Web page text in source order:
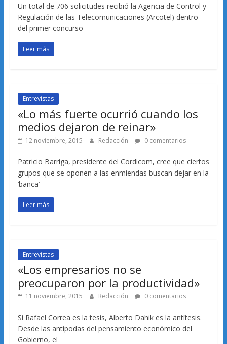
Un total de 706 solicitudes recibió la Agencia de Control y
Regulación de las Telecomunicaciones (Arcotel) dentro
del primer concurso
Leer más
Entrevistas
«Lo más fuerte ocurrió cuando los
medios dejaron de reinar»
12 noviembre, 2015 Redacción 0 comentarios
Patricio Barriga, presidente del Cordicom, cree que ciertos
grupos que se oponen a las enmiendas buscan dejar en la
‘banca’
Leer más
Entrevistas
«Los empresarios no se
preocuparon por la productividad»
11 noviembre, 2015 Redacción 0 comentarios
Si Rafael Correa es la tesis, Alberto Dahik es la antítesis.
Desde las antípodas del pensamiento económico del
Gobierno, el